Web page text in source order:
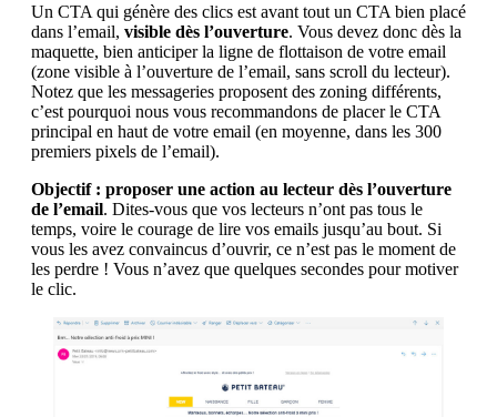
Un CTA qui génère des clics est avant tout un CTA bien placé
dans l’email, visible dès l’ouverture. Vous devez donc dès la
maquette, bien anticiper la ligne de flottaison de votre email
(zone visible à l’ouverture de l’email, sans scroll du lecteur).
Notez que les messageries proposent des zoning différents,
c’est pourquoi nous vous recommandons de placer le CTA
principal en haut de votre email (en moyenne, dans les 300
premiers pixels de l’email).
Objectif : proposer une action au lecteur dès l’ouverture
de l’email. Dites-vous que vos lecteurs n’ont pas tous le
temps, voire le courage de lire vos emails jusqu’au bout. Si
vous les avez convaincus d’ouvrir, ce n’est pas le moment de
les perdre ! Vous n’avez que quelques secondes pour motiver
le clic.